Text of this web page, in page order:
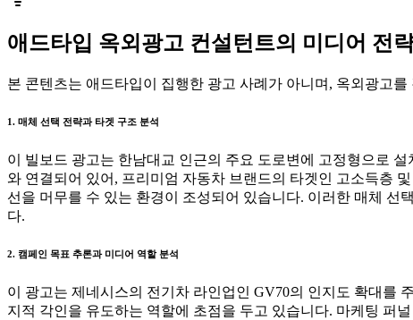
애드타입 옥외광고 컨설턴트의 미디어 전
본 콘텐츠는 애드타입이 집행한 광고 사례가 아니며, 옥외광고
1. 매체 선택 전략과 타겟 구조 분석
이 빌보드 광고는 한남대교 인근의 주요 도로변에 고정형으로
와 연결되어 있어, 프리미엄 자동차 브랜드의 타겟인 고소득층
선을 머무를 수 있는 환경이 조성되어 있습니다. 이러한 매체 선
다.
2. 캠페인 목표 추론과 미디어 역할 분석
이 광고는 제네시스의 전기차 라인업인 GV70의 인지도 확대를
지적 각인을 유도하는 역할에 초점을 두고 있습니다. 마케팅 퍼